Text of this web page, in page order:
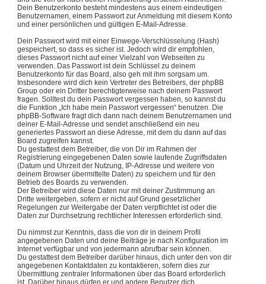
Dein Benutzerkonto besteht mindestens aus einem eindeutigen
Benutzernamen, einem Passwort zur Anmeldung mit diesem Konto
und einer persönlichen und gültigen E-Mail-Adresse.
Dein Passwort wird mit einer Einwege-Verschlüsselung (Hash)
gespeichert, so dass es sicher ist. Jedoch wird dir empfohlen,
dieses Passwort nicht auf einer Vielzahl von Webseiten zu
verwenden. Das Passwort ist dein Schlüssel zu deinem
Benutzerkonto für das Board, also geh mit ihm sorgsam um.
Insbesondere wird dich kein Vertreter des Betreibers, der phpBB
Group oder ein Dritter berechtigterweise nach deinem Passwort
fragen. Solltest du dein Passwort vergessen haben, so kannst du
die Funktion „Ich habe mein Passwort vergessen“ benutzen. Die
phpBB-Software fragt dich dann nach deinem Benutzernamen und
deiner E-Mail-Adresse und sendet anschließend ein neu
generiertes Passwort an diese Adresse, mit dem du dann auf das
Board zugreifen kannst.
Du gestattest dem Betreiber, die von Dir im Rahmen der
Registrierung eingegebenen Daten sowie laufende Zugriffsdaten
(Datum und Uhrzeit der Nutzung, IP-Adresse und weitere von
deinem Browser übermittelte Daten) zu speichern und für den
Betrieb des Boards zu verwenden.
Der Betreiber wird diese Daten nur mit deiner Zustimmung an
Dritte weitergeben, sofern er nicht auf Grund gesetzlicher
Regelungen zur Weitergabe der Daten verpflichtet ist oder die
Daten zur Durchsetzung rechtlicher Interessen erforderlich sind.
Du nimmst zur Kenntnis, dass die von dir in deinem Profil
angegebenen Daten und deine Beiträge je nach Konfiguration im
Internet verfügbar und von jedermann abrufbar sein können.
Du gestattest dem Betreiber darüber hinaus, dich unter den von dir
angegebenen Kontaktdaten zu kontaktieren, sofern dies zur
Übermittlung zentraler Informationen über das Board erforderlich
ist. Darüber hinaus dürfen er und andere Benutzer dich